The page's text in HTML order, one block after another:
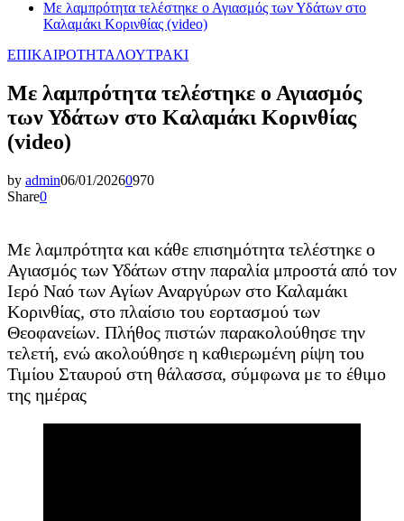
Με λαμπρότητα τελέστηκε ο Αγιασμός των Υδάτων στο
Καλαμάκι Κορινθίας (video)
ΕΠΙΚΑΙΡΟΤΗΤΑΛΟΥΤΡΑΚΙ
Με λαμπρότητα τελέστηκε ο Αγιασμός
των Υδάτων στο Καλαμάκι Κορινθίας
(video)
by admin06/01/20260970
Share0
Με λαμπρότητα και κάθε επισημότητα τελέστηκε ο
Αγιασμός των Υδάτων στην παραλία μπροστά από τον
Ιερό Ναό των Αγίων Αναργύρων στο Καλαμάκι
Κορινθίας, στο πλαίσιο του εορτασμού των
Θεοφανείων. Πλήθος πιστών παρακολούθησε την
τελετή, ενώ ακολούθησε η καθιερωμένη ρίψη του
Τιμίου Σταυρού στη θάλασσα, σύμφωνα με το έθιμο
της ημέρας